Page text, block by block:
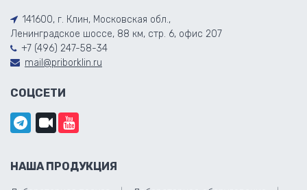
141600, г. Клин, Московская обл.,
Ленинградское шоссе, 88 км, стр. 6, офис 207
+7 (496) 247-58-34
mail@priborklin.ru
СОЦСЕТИ
НАША ПРОДУКЦИЯ